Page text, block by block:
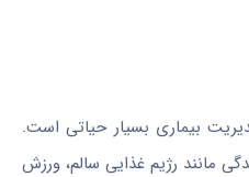
بیماری بسیار حیاتی است.
مانند رژیم غذایی سالم، ورزش